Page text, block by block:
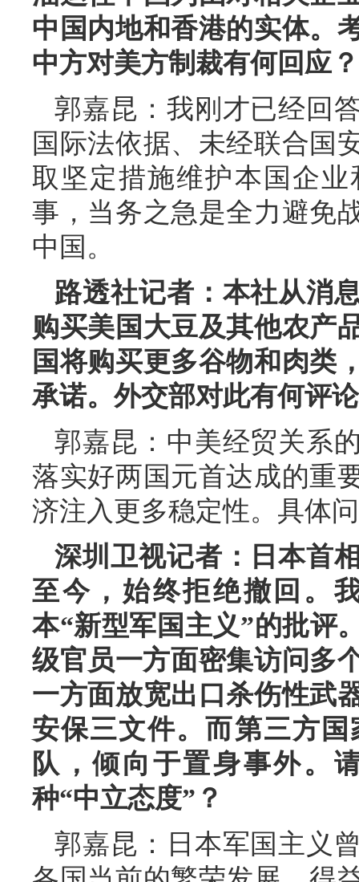
中国内地和香港的实体。
中方对美方制裁有何回应
郭嘉昆：我刚才已经回
国际法依据、未经联合国
取坚定措施维护本国企
事，当务之急是全力避免
中国。
路透社记者：本社从消
购买美国大豆及其他农产
国将购买更多谷物和肉类
承诺。外交部对此有何评
郭嘉昆：中美经贸关系
落实好两国元首达成的重
济注入更多稳定性。具体
深圳卫视记者：日本首
至今，始终拒绝撤回。
本“新型军国主义”的批评
级官员一方面密集访问多
一方面放宽出口杀伤性武
安保三文件。而第三方
队，倾向于置身事外。
种“中立态度”？
郭嘉昆：日本军国主义